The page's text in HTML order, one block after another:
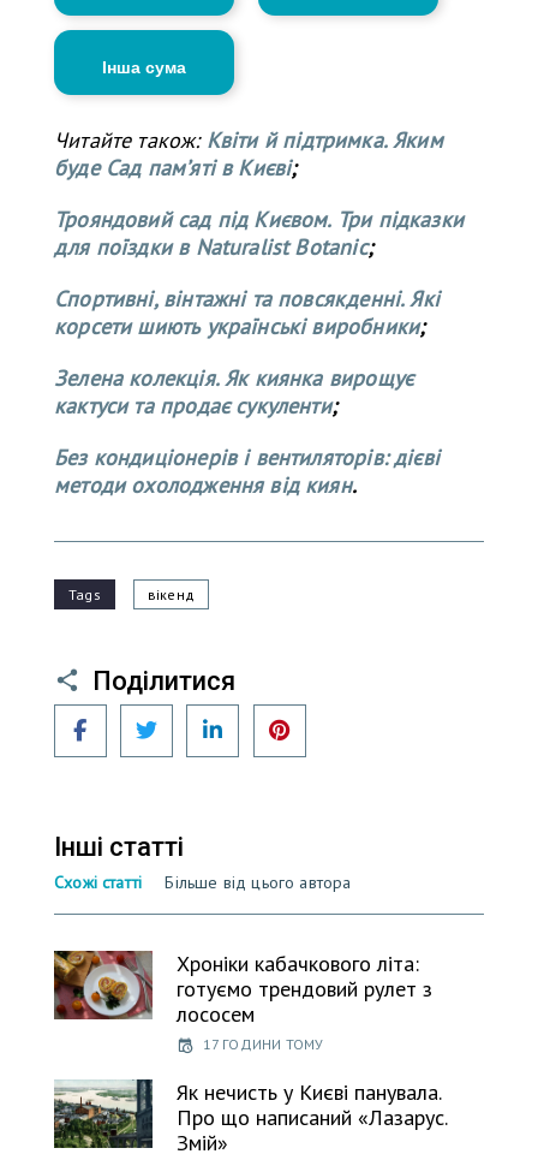
Інша сума
Читайте також: Квіти й підтримка. Яким
буде Сад пам’яті в Києві;
Трояндовий сад під Києвом. Три підказки
для поїздки в Naturalist Botanic;
Спортивні, вінтажні та повсякденні. Які
корсети шиють українські виробники;
Зелена колекція. Як киянка вирощує
кактуси та продає сукуленти;
Без кондиціонерів і вентиляторів: дієві
методи охолодження від киян.
Tags вікенд
Поділитися
FacebookTwitter LinkedIn
Інші статті
Схожі статті Більше від цього автора
Хроніки кабачкового літа:
готуємо трендовий рулет з
лососем
17 ГОДИНИ ТОМУ
Як нечисть у Києві панувала.
Про що написаний «Лазарус.
Змій»